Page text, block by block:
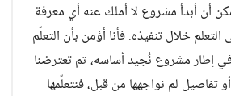
أن أبدأ مشروع لا أملك عنه أي معرفة
خلال تنفيذه. فأنا أؤمن بأن التعلّم
إطار مشروع نُجيد أساسه، ثم تعترضنا
تفاصيل لم نواجهها من قبل، فنتعلّمها